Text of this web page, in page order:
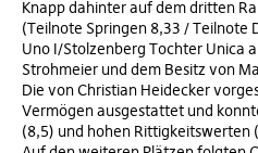
Knapp dahinter auf dem dritten
(Teilnote Springen 8,33 / Teilnote
Uno I/Stolzenberg Tochter Unica
Strohmeier und dem Besitz von
Die von Christian Heidecker
Vermögen ausgestattet und
(8,5) und hohen Rittigkeitswerten